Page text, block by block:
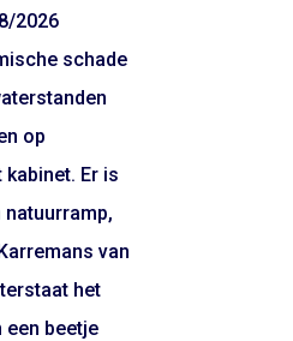
2026
schade
op
Er is
natuurramp,
van
het
beetje